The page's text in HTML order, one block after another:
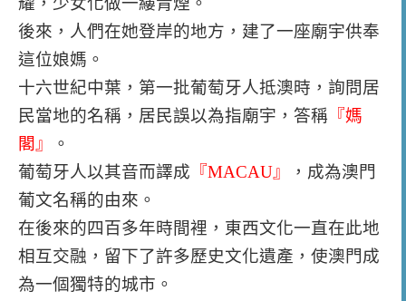
後來，人們在她登岸的地方，建了一座廟宇供奉
這位娘媽。
十六世紀中葉，第一批葡萄牙人抵澳時，詢問居
民當地的名稱，居民誤以為指廟宇，答稱 『媽
閣 』
。
葡萄牙人以其音而譯成 『MACAU』
，成為澳門
葡文名稱的由來。
在後來的四百多年時間裡，東西文化一直在此地
相互交融，留下了許多歷史文化遺產，使澳門成
為一個獨特的城市。